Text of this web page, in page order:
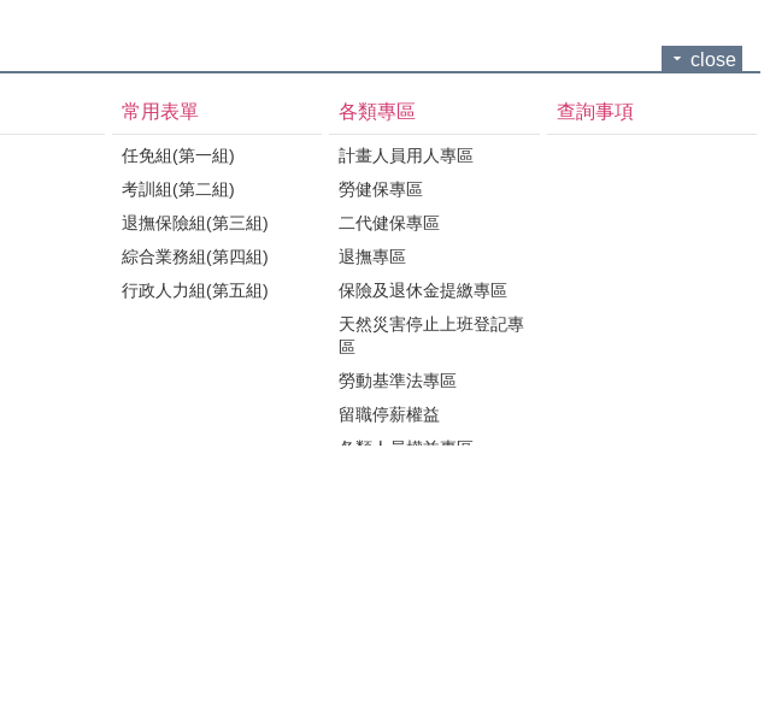
close
常用表單
任免組(第一組)
考訓組(第二組)
退撫保險組(第三組)
綜合業務組(第四組)
行政人力組(第五組)
各類專區
計畫人員用人專區
勞健保專區
二代健保專區
退撫專區
保險及退休金提繳專區
天然災害停止上班登記專
區
勞動基準法專區
留職停薪權益
各類人員權益專區
查詢事項